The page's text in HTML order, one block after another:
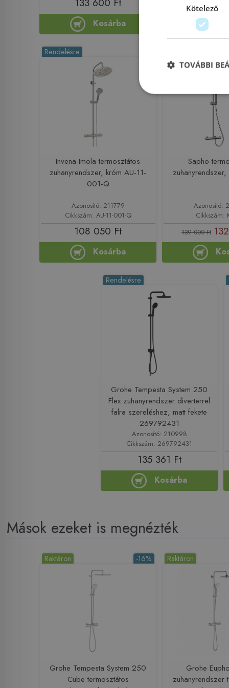
Kosárba
Rendelésre
Invena Imola termosztátos
zuhanyrendszer, króm AU-11-
001-Q
Azonosító: 211779
Cikkszám: AU-11-001-Q
108 050 Ft
Kosárba
Sapho
Azonosító:
Cikkszám:
139 000 Ft
Rendelésre
Grohe Tempesta System 250
Flex zuhanyrendszer diverterrel
falra szereléshez, matt fekete
269792431
Azonosító: 210998
Cikkszám: 269792431
135 361 Ft
Kosárba
Mások ezeket is megnézték
-16%
Raktáron
Grohe Tempesta System 250
Cube termosztátos
Raktáron
Grohe
zuhanyrendszer
Kötelező
TOVÁBBI